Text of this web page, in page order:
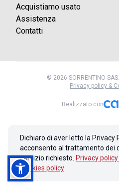
Acquistiamo usato
Assistenza
Contatti
Dichiaro di aver letto la Privacy
acconsento al trattamento dei
servizio richiesto. Privacy policy
Cookies policy
© 2026 SORRENTINO
Privacy policy &
Realizzato con